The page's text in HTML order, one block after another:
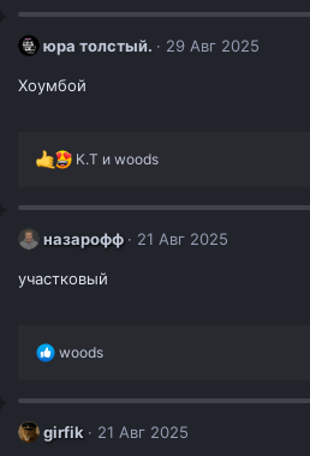
к
ц
и
и
юра толстый. 29 Авг 2025
Хоумбой
Р
к
ц
и
и
K.T и woods
назарофф 21 Авг 2025
участковый
Р
к
ц
woods
girfik 21 Авг 2025